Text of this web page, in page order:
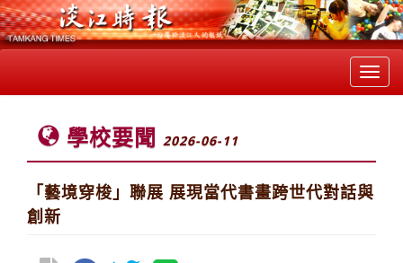
學校要聞 2026-06-11
「藝境穿梭」聯展 展現當代書畫跨世代對話與
創新